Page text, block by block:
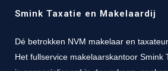
Smink Taxatie en Makelaardij
Dé betrokken NVM makelaar en
Het fullservice makelaarskantoor Smink